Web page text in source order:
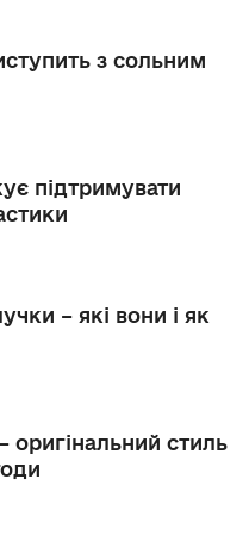
з сольним
підтримувати
– які вони і як
оригінальний стиль